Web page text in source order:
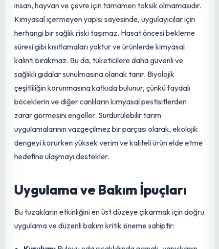
fide döneminde köklere zarar verebilen bu sinekler de
sarı tuzaklarla etkin bir şekilde kontrol edilebilir.
Bazı Kelebek Türleri ve Sinekkapanlar:Ergin
dönemde uçan bazı kelebek türleri ve diğer
sinekkapanlar da tuzağa yakalanabilir.
Çevre Dostu ve Sürdürülebilir
Tarımın Temel Taşı
Sarı-mavi rulo tuzakların en büyük avantajlarından biri,
insan, hayvan ve çevre için tamamen toksik olmamasıdır.
herhangi birsağlık riski taşımaz. Hasat öncesi bekleme
süresi gibi kısıtlamaları yoktur ve ürünlerde kimyasal
kalıntı bırakmaz. Bu da, tüketicilere daha güvenli ve
sağlıklı gıdalar sunulmasına olanak tanır. Biyolojik
çeşitliliğin korunmasına katkıda bulunur, çünkü faydalı